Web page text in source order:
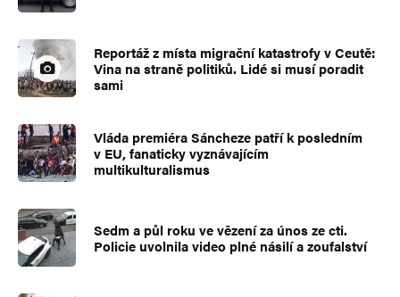
Reportáž z místa migrační katastrofy v Ceutě:
Vina na straně politiků. Lidé si musí poradit
sami
Vláda premiéra Sáncheze patří k posledním
v EU, fanaticky vyznávajícím
multikulturalismus
Sedm a půl roku ve vězení za únos ze cti.
Policie uvolnila video plné násilí a zoufalství